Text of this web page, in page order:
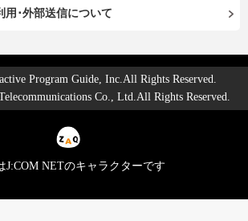
用･外部送信について
Program Guide, Inc.All Rights Reserved.
Co., Ltd.All Rights Reserved.
J:COM NETのキャラクターです